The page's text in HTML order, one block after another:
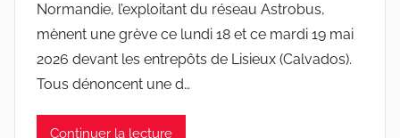
Normandie, l’exploitant du réseau Astrobus,
mènent une grève ce lundi 18 et ce mardi 19 mai
2026 devant les entrepôts de Lisieux (Calvados).
Tous dénoncent une d…
Continuer la lecture